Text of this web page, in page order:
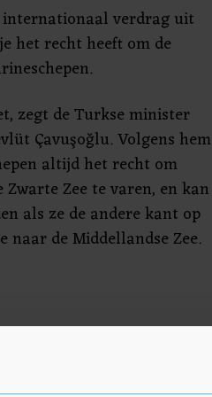
internationaal verdrag uit
het recht heeft om de
zegt de Turkse minister
Çavuşoğlu. Volgens hem
altijd het recht om
Zee te varen, en kan
als ze de andere kant op
naar de Middellandse Zee.
conflict over de Russische
veel islamitische